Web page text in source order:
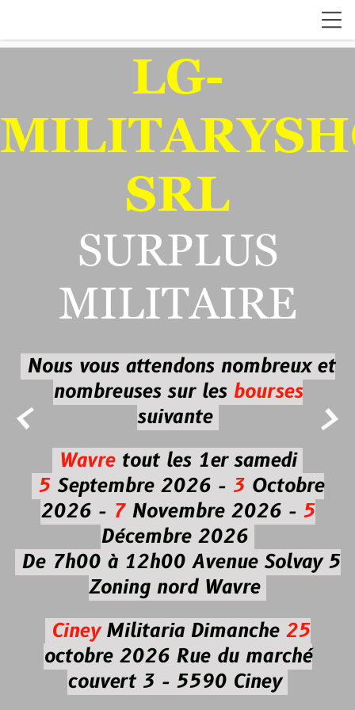
 
LG-
SRL
SURPLUS
MILITAIRE
Nous vous attendons nombreux et
nombreuses sur les bourses
suivante
Wavretout les 1er samedi
5Septembre 2026 - 3Octobre
2026 -7Novembre 2026 - 5
Décembre 2026
De 7h00 à 12h00 Avenue Solvay 5
Zoning nord Wavre
CineyMilitaria Dimanche 25
octobre 2026Rue du marché
couvert 3 - 5590 Ciney